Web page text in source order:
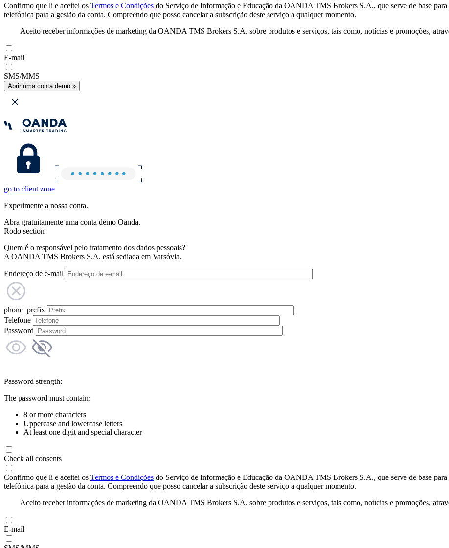
Confirmo que li e aceitei os Termos e Condições do Serviço de Informação e Educação da OANDA TMS Brokers S.A., que serve de base para
telefónica para a gestão da conta. Compreendo que posso cancelar a subscrição deste serviço a qualquer momento.
Aceito receber informações de marketing da OANDA TMS Brokers S.A. sobre produtos e serviços, tais como, notícias e promoções,
E-mail
SMS/MMS
Abrir uma conta demo »
go to client zone
Experimente a nossa conta.
Abra gratuitamente uma conta demo Oanda.
Rodo section
Quem é o responsável pelo tratamento dos dados pessoais?
A OANDA TMS Brokers S.A. está sediada em Varsóvia.
Endereço de e-mail
phone_prefix
Telefone
Password
Password strength:
The password must contain:
8 or more characters
Uppercase and lowercase letters
At least one digit and special character
Check all consents
Confirmo que li e aceitei os Termos e Condições do Serviço de Informação e Educação da OANDA TMS Brokers S.A., que serve de base para
telefónica para a gestão da conta. Compreendo que posso cancelar a subscrição deste serviço a qualquer momento.
Aceito receber informações de marketing da OANDA TMS Brokers S.A. sobre produtos e serviços, tais como, notícias e promoções,
E-mail